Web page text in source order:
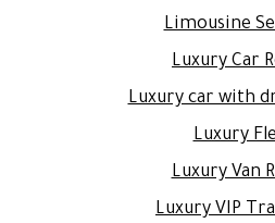
Limousine
Luxury Car
Luxury car with
Luxury
Luxury Van
Luxury VIP